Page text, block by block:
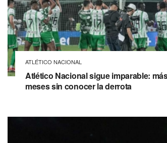
ATLÉTICO NACIONAL
Atlético Nacional sigue imparable:
meses sin conocer la derrota